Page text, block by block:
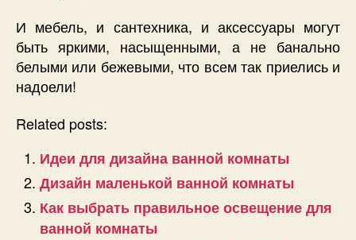
И мебель, и сантехника, и аксессуары могут
быть яркими, насыщенными, а не банально
белыми или бежевыми, что всем так приелись и
надоели!
Related posts:
Идеи для дизайна ванной комнаты
Дизайн маленькой ванной комнаты
Как выбрать правильное освещение для
ванной комнаты